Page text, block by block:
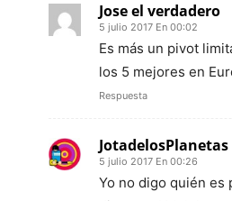
Jose el verdadero
5 julio 2017 En 00:02
Es más un pivot
los 5 mejores en
Respuesta
JotadelosPlanetas
5 julio 2017 En 00:26
Yo no digo quién es